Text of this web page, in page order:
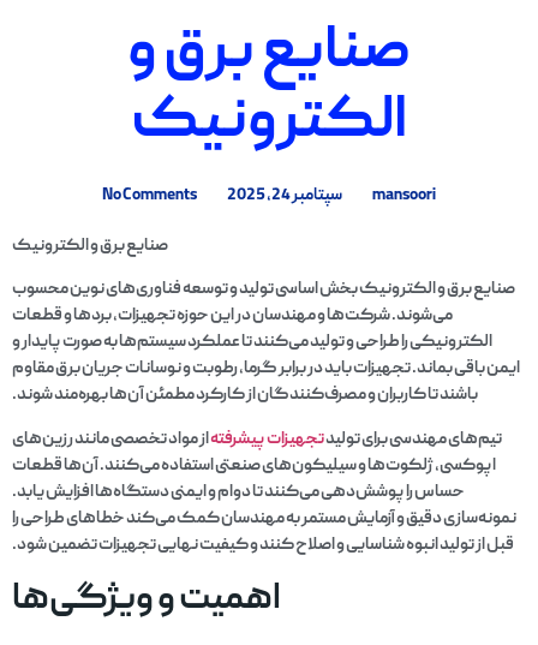
صنایع برق و
الکترونیک
mansoori سپتامبر 24, 2025 No Comments
صنایع برق و الکترونیک
صنایع برق و الکترونیک بخش اساسی تولید و توسعه فناوری‌های نوین محسوب
می‌شوند. شرکت‌ها و مهندسان در این حوزه تجهیزات، بردها و قطعات
الکترونیکی را طراحی و تولید می‌کنند تا عملکرد سیستم‌ها به صورت پایدار و
ایمن باقی بماند. تجهیزات باید در برابر گرما، رطوبت و نوسانات جریان برق مقاوم
باشند تا کاربران و مصرف‌کنندگان از کارکرد مطمئن آن‌ها بهره‌مند شوند.
تیم‌های مهندسی برای تولیدتجهیزات پیشرفتهاز مواد تخصصی مانند رزین‌های
اپوکسی، ژلکوت‌ها و سیلیکون‌های صنعتی استفاده می‌کنند. آن‌ها قطعات
حساس را پوشش‌دهی می‌کنند تا دوام و ایمنی دستگاه‌ها افزایش یابد.
نمونه‌سازی دقیق و آزمایش مستمر به مهندسان کمک می‌کند خطاهای طراحی را
قبل از تولید انبوه شناسایی و اصلاح کنند و کیفیت نهایی تجهیزات تضمین شود.
اهمیت و ویژگی‌ها